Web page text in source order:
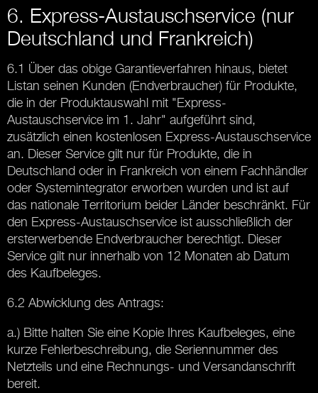
6. Express-Austauschservice (nur
Deutschland und Frankreich)
6.1 Über das obige Garantieverfahren hinaus, bietet
Listan seinen Kunden (Endverbraucher) für Produkte,
die in der Produktauswahl mit "Express-
Austauschservice im 1. Jahr" aufgeführt sind,
zusätzlich einen kostenlosen Express-Austauschservice
an. Dieser Service gilt nur für Produkte, die in
Deutschland oder in Frankreich von einem Fachhändler
oder Systemintegrator erworben wurden und ist auf
das nationale Territorium beider Länder beschränkt. Für
den Express-Austauschservice ist ausschließlich der
ersterwerbende Endverbraucher berechtigt. Dieser
Service gilt nur innerhalb von 12 Monaten ab Datum
des Kaufbeleges.
6.2 Abwicklung des Antrags:
a.) Bitte halten Sie eine Kopie Ihres Kaufbeleges, eine
kurze Fehlerbeschreibung, die Seriennummer des
Netzteils und eine Rechnungs- und Versandanschrift
bereit.